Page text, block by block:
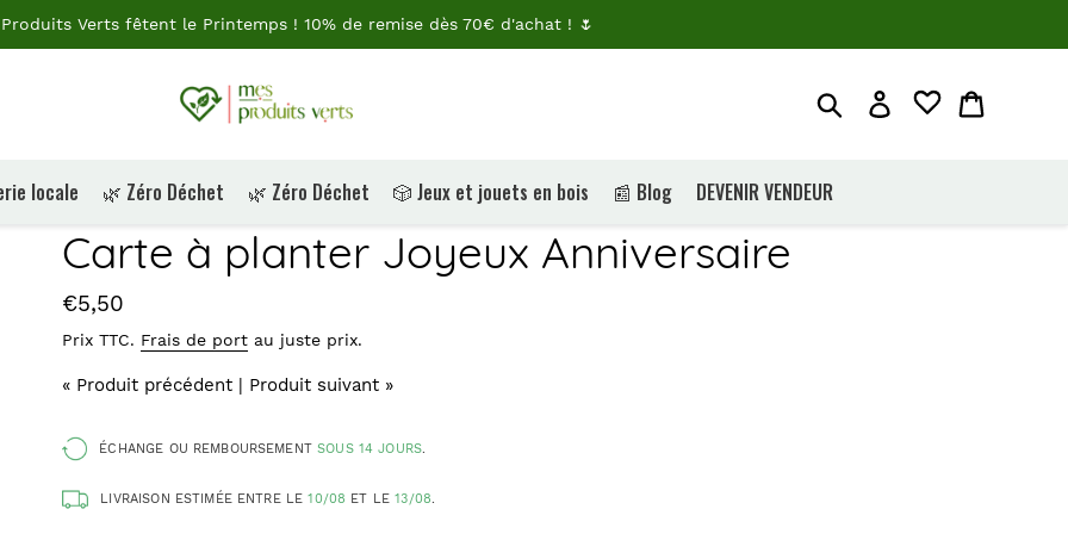
Produits Verts fêtent le Printemps ! 10% de remise dès 70€ d'achat ! 🌷
RechercherJe me connecte
locale 🌿 Zéro Déchet 🌿 Zéro Déchet 🎲 Jeux et jouets en bois 📰 Blog DEVENIR VENDEUR
Carte à planter Joyeux Anniversaire
Prix
€5,50
Prix TTC. Frais de port au juste prix.
« Produit précédent Produit suivant »
ÉCHANGE OU REMBOURSEMENTSOUS 14 JOURS.
LIVRAISON ESTIMÉE ENTRE LE10/08 ET LE13/08.